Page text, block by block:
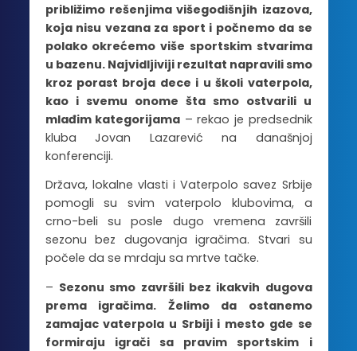
približimo rešenjima višegodišnjih izazova,
koja nisu vezana za sport i počnemo da se
polako okrećemo više sportskim stvarima
u bazenu. Najvidljiviji rezultat napravili smo
kroz porast broja dece i u školi vaterpola,
kao i svemu onome šta smo ostvarili u
mlađim kategorijama – rekao je predsednik
kluba Jovan Lazarević na današnjoj
konferenciji.
Država, lokalne vlasti i Vaterpolo savez Srbije
pomogli su svim vaterpolo klubovima, a
crno-beli su posle dugo vremena završili
sezonu bez dugovanja igračima. Stvari su
počele da se mrdaju sa mrtve tačke.
– Sezonu smo završili bez ikakvih dugova
prema igračima. Želimo da ostanemo
zamajac vaterpola u Srbiji i mesto gde se
formiraju igrači sa pravim sportskim i